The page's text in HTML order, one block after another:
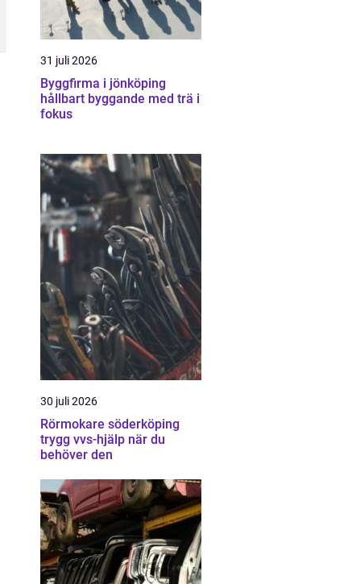
31 juli 2026
Byggfirma i jönköping
hållbart byggande med trä i
fokus
30 juli 2026
Rörmokare söderköping
trygg vvs-hjälp när du
behöver den